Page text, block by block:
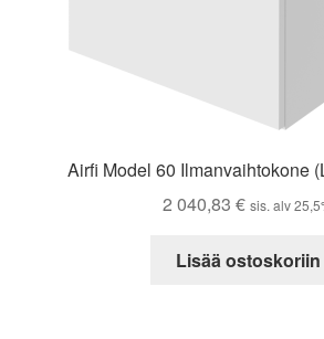
Airfi Model 60 Ilmanvaihtokone
2 040,83 € sis. alv
Lisää ostoskoriin